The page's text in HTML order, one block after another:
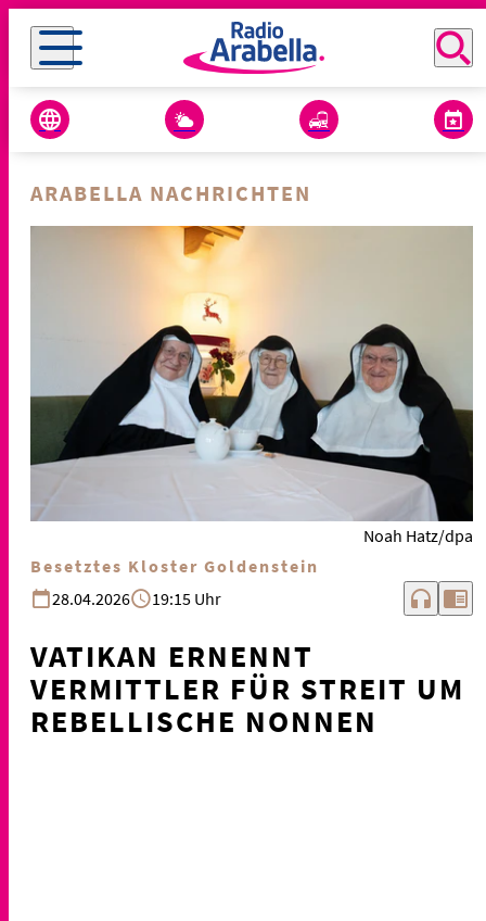
ARABELLA NACHRICHTEN
Noah Hatz/dpa
Besetztes Kloster Goldenstein
28.04.2026
19:15 Uhr headphones chrome_reader_mode
VATIKAN ERNENNT
VERMITTLER FÜR STREIT UM
REBELLISCHE NONNEN